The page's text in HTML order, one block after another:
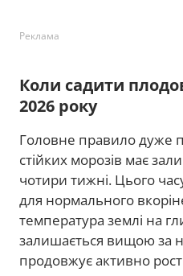
Реклама
Коли садити
2026 року
Головне правило дуже
стійких морозів має
чотири тижні. Цього
для нормального
температура землі на
залишається вищою за
продовжує активно